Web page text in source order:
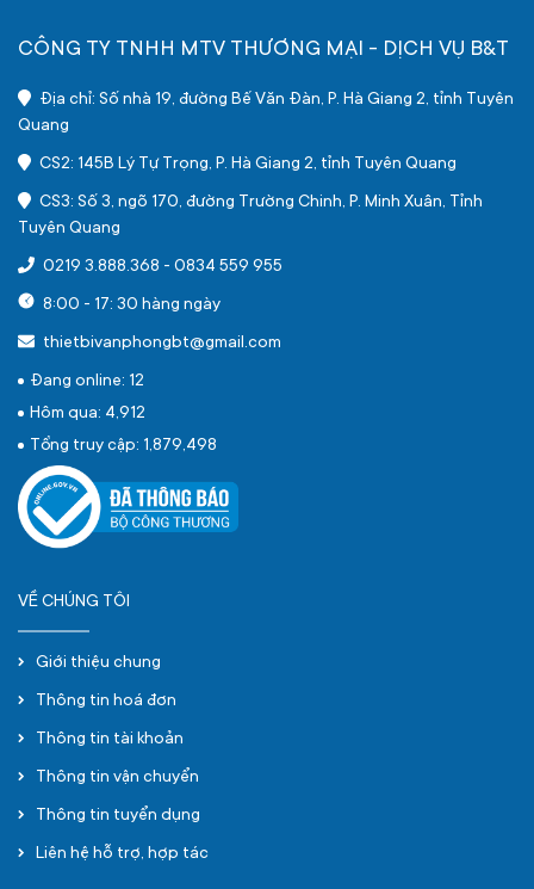
CÔNG TY TNHH MTV THƯƠNG MẠI - DỊCH VỤ B&T
Địa chỉ: Số nhà 19, đường Bế Văn Đàn, P. Hà Giang 2, tỉnh Tuyên
Quang
CS2: 145B Lý Tự Trọng, P. Hà Giang 2, tỉnh Tuyên Quang
CS3: Số 3, ngõ 170, đường Trường Chinh, P. Minh Xuân, Tỉnh
Tuyên Quang
0219 3.888.368 - 0834 559 955
8:00 - 17: 30 hàng ngày
thietbivanphongbt@gmail.com
Đang online: 12
Hôm qua: 4,912
Tổng truy cập: 1,879,498
VỀ CHÚNG TÔI
Giới thiệu chung
Thông tin hoá đơn
Thông tin tài khoản
Thông tin vận chuyển
Thông tin tuyển dụng
Liên hệ hỗ trợ, hợp tác